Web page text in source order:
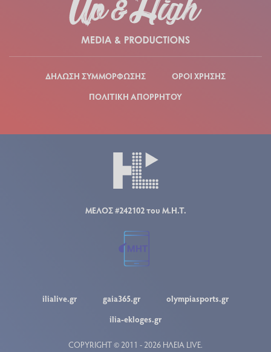
ΔΗΛΩΣΗ ΣΥΜΜΟΡΦΩΣΗΣ
ΟΡΟΙ ΧΡΗΣΗΣ
ΠΟΛΙΤΙΚΗ ΑΠΟΡΡΗΤΟΥ
ΜΕΛΟΣ #242102 του Μ.Η.Τ.
ilialive.gr gaia365.gr
olympiasports.gr
ilia-ekloges.gr
COPYRIGHT © 2011 - 2026 ΗΛΕΙΑ LIVE.